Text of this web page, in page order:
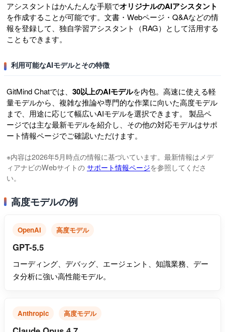
アシスタントはかんたんな手順でオリジナルのAIアシスタント
を作成することが可能です。文書・Webページ・Q&Aなどの情
報を登録して、独自学習アシスタント（RAG）として活用する
こともできます。
利用可能なAIモデルとその特徴
GitMind Chatでは、 30以上のAIモデルを内包。高速に使える軽
量モデルから、複雑な推論や専門的な作業に向いた高度モデル
まで、用途に応じて幅広いAIモデルを選択できます。 製品ペ
ージでは主な最新モデルを紹介し、その他の対応モデルはサポ
ート情報ページでご確認いただけます。
※内容は2026年5月時点の情報に基づいています。最新情報はメデ
ィアナビのWebサイトのサポート情報ページを参照してくださ
い。
高度モデルの例
OpenAI 高度モデル
GPT-5.5
コーディング、デバッグ、エージェント、知識業務、デー
タ分析に強い高性能モデル。
Anthropic 高度モデル